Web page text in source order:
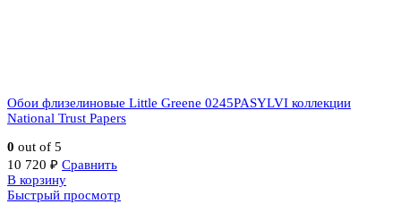
Обои флизелиновые Little Greene 0245PASYLVI коллекции
National Trust Papers
0 out of 5
10 720 ₽ Сравнить
В корзину
Быстрый просмотр